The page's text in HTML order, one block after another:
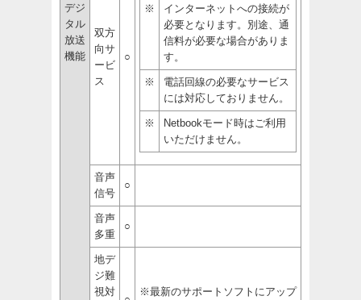
デジ
タル
放送
機能
双方
向サ
ービ
ス
○
※
インターネットへの接続が
必要となります。別途、通
信料が必要な場合がありま
す。
※
電話回線の必要なサービス
には対応しておりません。
※
Netbookモード時はご利用
いただけません。
音声
信号
○
音声
多重
○
地デ
ジ難
視対
※最新のサポートソフトにアップ